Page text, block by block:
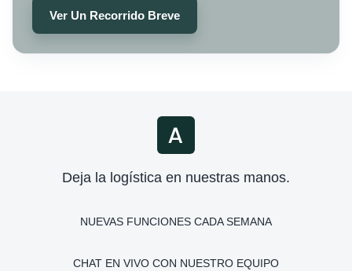
Ver Un Recorrido Breve
Deja la logística en nuestras manos.
NUEVAS FUNCIONES CADA SEMANA
CHAT EN VIVO CON NUESTRO EQUIPO